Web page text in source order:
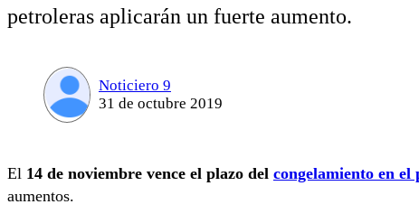
petroleras aplicarán un fuerte aumento.
Noticiero 9
31 de octubre 2019
El 14 de noviembre vence el plazo del congelamiento en el
aumentos.